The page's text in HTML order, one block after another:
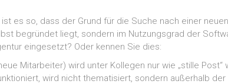
es so, dass der Grund für die Suche nach einer
begründet liegt, sondern im Nutzungsgrad der
eingesetzt? Oder kennen Sie dies:
Mitarbeiter) wird unter Kollegen nur wie „stille Post“
wird nicht thematisiert, sondern außerhalb